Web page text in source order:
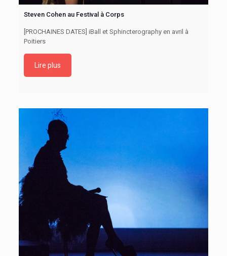
Steven Cohen au Festival à Corps
[PROCHAINES DATES] iBall et Sphincterography en avril à
Poitiers
Lire plus